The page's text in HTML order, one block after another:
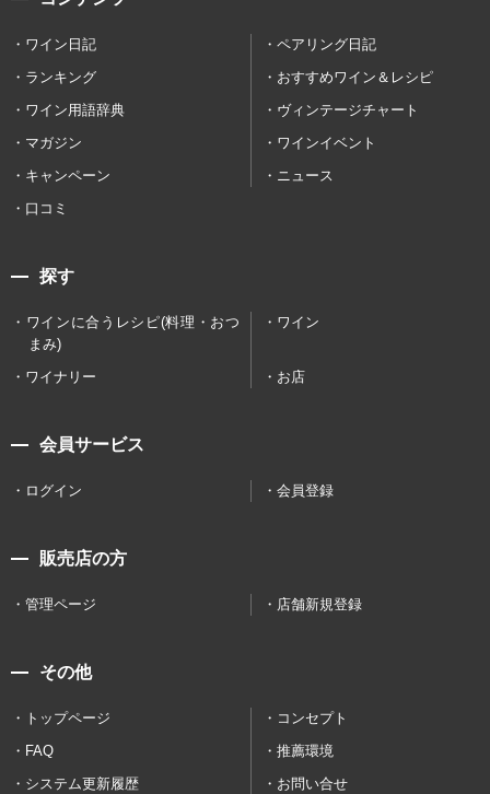
ワイン日記
ペアリング日記
ランキング
おすすめワイン＆レシピ
ワイン用語辞典
ヴィンテージチャート
マガジン
ワインイベント
キャンペーン
ニュース
口コミ
探す
ワインに合うレシピ(料理・おつ
まみ)
ワイン
ワイナリー お店
会員サービス
ログイン 会員登録
販売店の方
管理ページ 店舗新規登録
その他
トップページ
コンセプト
FAQ
推薦環境
システム更新履歴
お問い合せ